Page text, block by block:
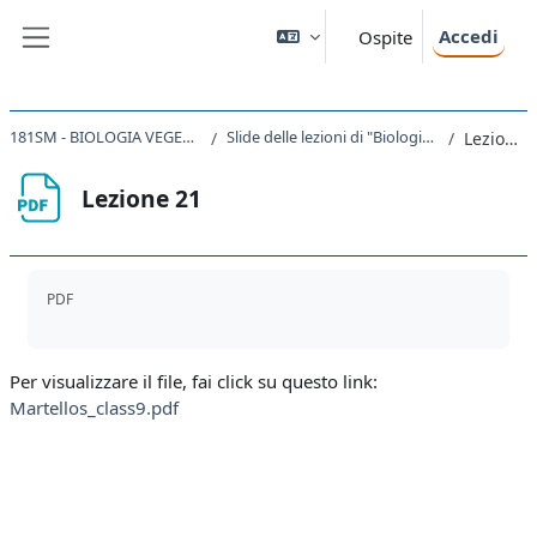
Ospite Accedi
181SM - BIOLOGIA VEGETALE 2021 Slide delle lezioni di "Biologia vegetale" Lezione 21
Lezione 21
PDF
Per visualizzare il file, fai click su questo link:
Martellos_class9.pdf